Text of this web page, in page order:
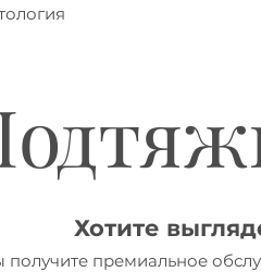
Хотите
премиальное